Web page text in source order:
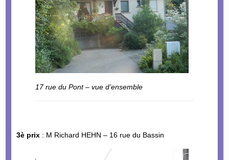
17 rue du Pont – vue d’ensemble
3è prix : M Richard HEHN – 16 rue du Bassin